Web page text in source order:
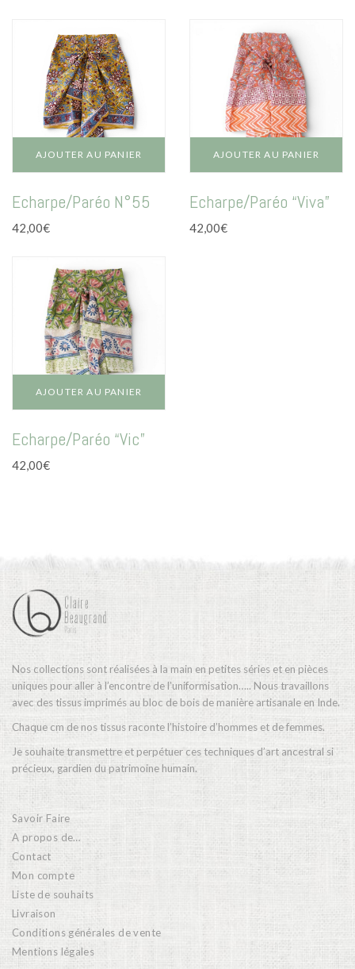
AJOUTER AU PANIER
Echarpe/Paréo N°55
42,00€
AJOUTER AU PANIER
Echarpe/Paréo “Viva”
42,00€
AJOUTER AU PANIER
Echarpe/Paréo “Vic”
42,00€
Nos collections sont réalisées à la main en petites séries et en pièces
uniques pour aller à l’encontre de l’uniformisation….. Nous travaillons
avec des tissus imprimés au bloc de bois de manière artisanale en Inde.
Chaque cm de nos tissus raconte l’histoire d’hommes et de femmes.
Je souhaite transmettre et perpétuer ces techniques d’art ancestral si
précieux, gardien du patrimoine humain.
Savoir Faire
A propos de…
Contact
Mon compte
Liste de souhaits
Livraison
Conditions générales de vente
Mentions légales